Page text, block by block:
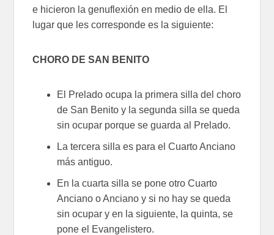
e hicieron la genuflexión en medio de ella. El
lugar que les corresponde es la siguiente:
CHORO DE SAN BENITO
El Prelado ocupa la primera silla del choro
de San Benito y la segunda silla se queda
sin ocupar porque se guarda al Prelado.
La tercera silla es para el Cuarto Anciano
más antiguo.
En la cuarta silla se pone otro Cuarto
Anciano o Anciano y si no hay se queda
sin ocupar y en la siguiente, la quinta, se
pone el Evangelistero.